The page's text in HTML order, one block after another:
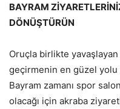
BAYRAM
DÖNÜŞTÜRÜN
Oruçla birlikte
geçirmenin en güzel yolu
Bayram zamanı spor
olacağı için akraba